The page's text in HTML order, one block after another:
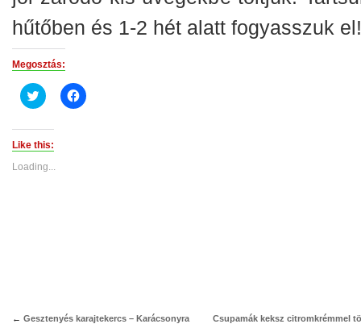
hűtőben és 1-2 hét alatt fogyasszuk el!
Megosztás:
Click
to
(Opens
in
new
Click
to
Like this:
Loading...
← Gesztenyés karajtekercs – Karácsonyra Csupamák keksz citromkrémmel